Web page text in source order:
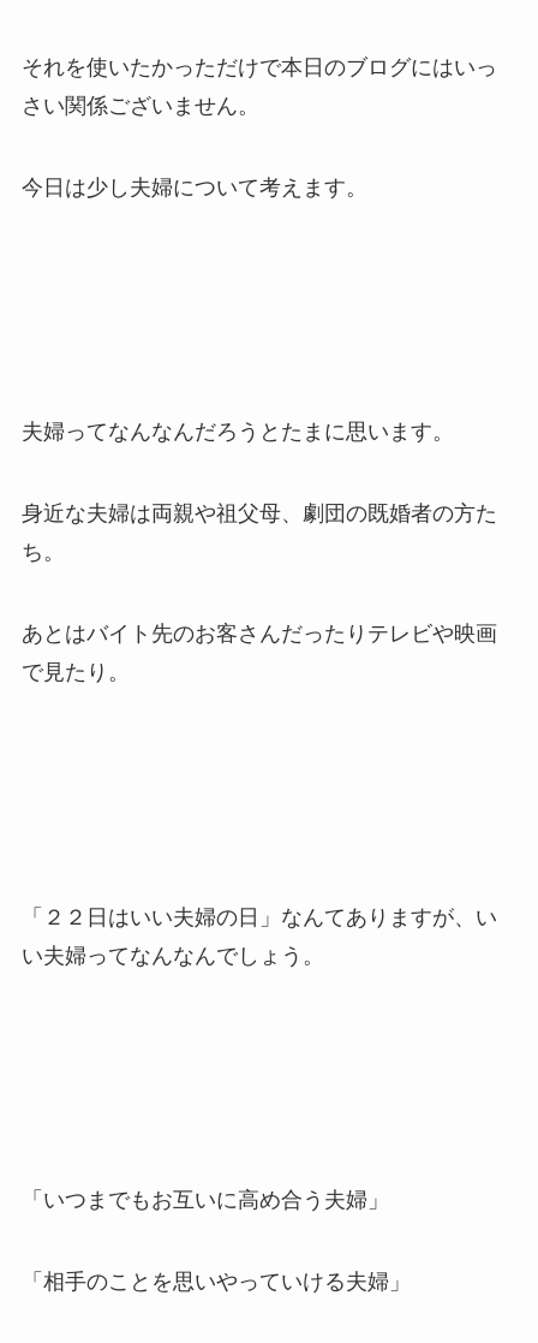
それを使いたかっただけで本日のブログにはいっ
さい関係ございません。
今日は少し夫婦について考えます。
夫婦ってなんなんだろうとたまに思います。
身近な夫婦は両親や祖父母、劇団の既婚者の方た
ち。
あとはバイト先のお客さんだったりテレビや映画
で見たり。
「２２日はいい夫婦の日」なんてありますが、い
い夫婦ってなんなんでしょう。
「いつまでもお互いに高め合う夫婦」
「相手のことを思いやっていける夫婦」